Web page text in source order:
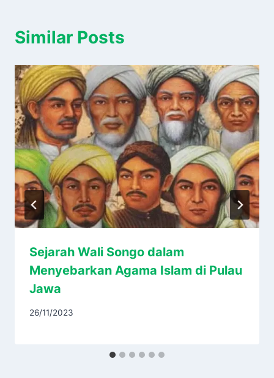
Similar Posts
Sejarah Wali Songo dalam
Menyebarkan Agama Islam di Pulau
Jawa
26/11/2023